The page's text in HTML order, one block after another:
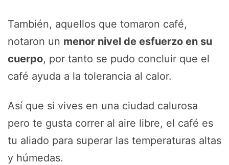
También, aquellos que tomaron café,
notaron un menor nivel de esfuerzo en su
cuerpo, por tanto se pudo concluir que el
café ayuda a la tolerancia al calor.
Así que si vives en una ciudad calurosa
pero te gusta correr al aire libre, el café es
tu aliado para superar las temperaturas altas
y húmedas.